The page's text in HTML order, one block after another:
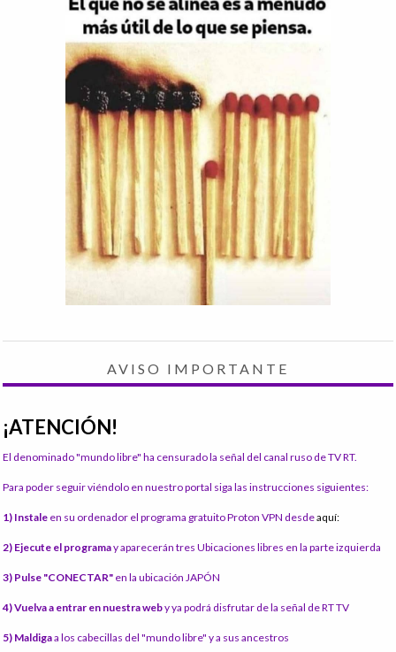
AVISO IMPORTANTE
¡ATENCIÓN!
El denominado "mundo libre" ha censurado la señal del canal ruso de TV RT.
Para poder seguir viéndolo en nuestro portal siga las instrucciones siguientes:
1) Instale en su ordenador el programa gratuito Proton VPN desdeaquí:
2) Ejecute el programay aparecerán tres Ubicaciones libres en la parte izquierda
3) Pulse "CONECTAR" en la ubicación JAPÓN
4) Vuelva a entrar en nuestra weby ya podrá disfrutar de la señal de RT TV
5) Maldigaa los cabecillas del "mundo libre" y a sus ancestros